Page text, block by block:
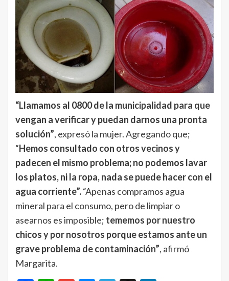
“Llamamos al 0800 de la municipalidad para que
vengan a verificar y puedan darnos una pronta
solución”, expresó la mujer. Agregando que;
“Hemos consultado con otros vecinos y
padecen el mismo problema; no podemos lavar
los platos, ni la ropa, nada se puede hacer con el
agua corriente”.“Apenas compramos agua
mineral para el consumo, pero de limpiar o
asearnos es imposible; tememos por nuestro
chicos y por nosotros porque estamos ante un
grave problema de contaminación”, afirmó
Margarita.